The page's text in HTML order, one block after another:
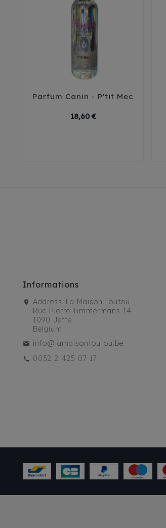
Parfum Canin - P'tit Mec
18,60 €Prix
Informations
Address: La Maison Toutou
Rue Pierre Timmermans 14
1090 Jette
Belgium
info@lamaisontoutou.be
0032 2 425 07 17